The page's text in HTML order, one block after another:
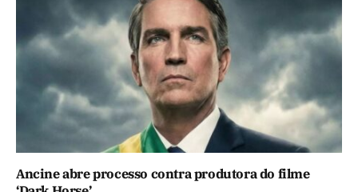
Ancine abre processo contra produtora do filme